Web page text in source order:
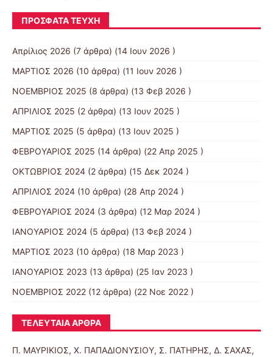
ΠΡΌΣΦΑΤΑ ΤΕΎΧΗ
Απρίλιος 2026 (7 άρθρα) (14 Ιουν 2026 )
ΜΑΡΤΙΟΣ 2026 (10 άρθρα) (11 Ιουν 2026 )
ΝΟΕΜΒΡΙΟΣ 2025 (8 άρθρα) (13 Φεβ 2026 )
ΑΠΡΙΛΙΟΣ 2025 (2 άρθρα) (13 Ιουν 2025 )
ΜΑΡΤΙΟΣ 2025 (5 άρθρα) (13 Ιουν 2025 )
ΦΕΒΡΟΥΑΡΙΟΣ 2025 (14 άρθρα) (22 Απρ 2025 )
ΟΚΤΩΒΡΙΟΣ 2024 (2 άρθρα) (15 Δεκ 2024 )
ΑΠΡΙΛΙΟΣ 2024 (10 άρθρα) (28 Απρ 2024 )
ΦΕΒΡΟΥΑΡΙΟΣ 2024 (3 άρθρα) (12 Μαρ 2024 )
ΙΑΝΟΥΑΡΙΟΣ 2024 (5 άρθρα) (13 Φεβ 2024 )
ΜΑΡΤΙΟΣ 2023 (10 άρθρα) (18 Μαρ 2023 )
ΙΑΝΟΥΑΡΙΟΣ 2023 (13 άρθρα) (25 Ιαν 2023 )
ΝΟΕΜΒΡΙΟΣ 2022 (12 άρθρα) (22 Νοε 2022 )
ΤΕΛΕΥΤΑΊΑ ΆΡΘΡΑ
Π. ΜΑΥΡΙΚΙΟΣ, Χ. ΠΑΠΑΔΙΟΝΥΣΙΟΥ, Σ. ΠΑΤΗΡΗΣ, Δ. ΣΑΧΑΣ,